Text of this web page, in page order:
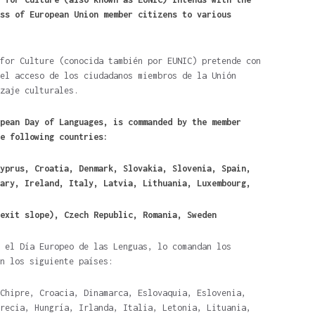
European Union member citizens to various
Culture (conocida también por EUNIC) pretende con
de los ciudadanos miembros de la Unión
culturales.
Day of Languages, is commanded by the member
following countries:
Croatia, Denmark, Slovakia, Slovenia, Spain,
Ireland, Italy, Latvia, Lithuania, Luxembourg,
slope), Czech Republic, Romania, Sweden
el Día Europeo de las Lenguas, lo comandan los
los siguiente países:
Croacia, Dinamarca, Eslovaquia, Eslovenia,
Hungría, Irlanda, Italia, Letonia, Lituania,